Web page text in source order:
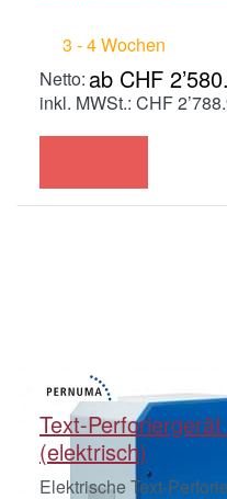
3 - 4 Wochen
ab CHF
inkl. MWSt.: CHF
Text-
(elektrisch)
Elektrische Text-